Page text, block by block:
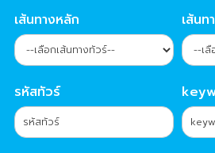
เส้นทางหลัก เส้น
รหัสทัวร์